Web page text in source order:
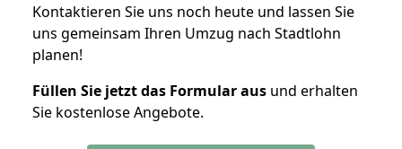
Kontaktieren Sie uns noch heute und lassen Sie
uns gemeinsam Ihren Umzug nach Stadtlohn
planen!
Füllen Sie jetzt das Formular aus und erhalten
Sie kostenlose Angebote.